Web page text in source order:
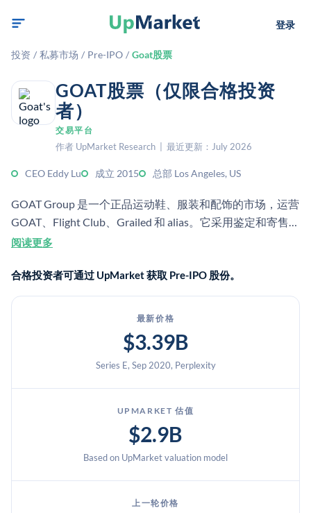
登录
投资 / 私募市场 / Pre-IPO / Goat股票
GOAT股票（仅限合格投资
者）
交易平台
作者 UpMarket Research | 最近更新：July 2026
CEO Eddy Lu 成立 2015 总部 Los Angeles, US
GOAT Group 是一个正品运动鞋、服装和配饰的市场，运营
GOAT、Flight Club、Grailed 和 alias。它采用鉴定和寄售模
式，进行一级和二级奢侈时尚交易。
阅读更多
合格投资者可通过 UpMarket 获取 Pre-IPO 股份。
最新价格
$3.39B
Series E, Sep 2020, Perplexity
UPMARKET 估值
$2.9B
Based on UpMarket valuation model
上一轮价格